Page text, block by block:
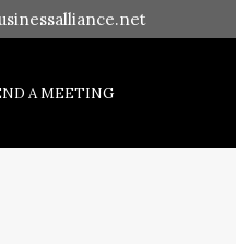
A MEETING